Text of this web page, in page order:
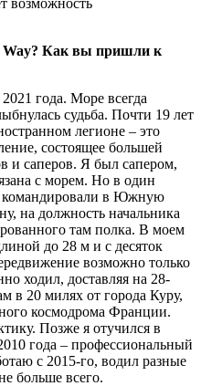
Way? Как вы пришли к
года. Море всегда
судьба. Почти 19 лет
легионе – это
состоящее большей
и саперов. Я был сапером,
с морем. Но в один
командировали в Южную
на должность начальника
там полка. В моем
до 28 м и с десяток
возможно только
ходил, доставляя на 28-
в 20 милях от города Куру,
космодрома Франции.
Позже я отучился в
года – профессиональный
с 2015-го, водил разные
больше всего.